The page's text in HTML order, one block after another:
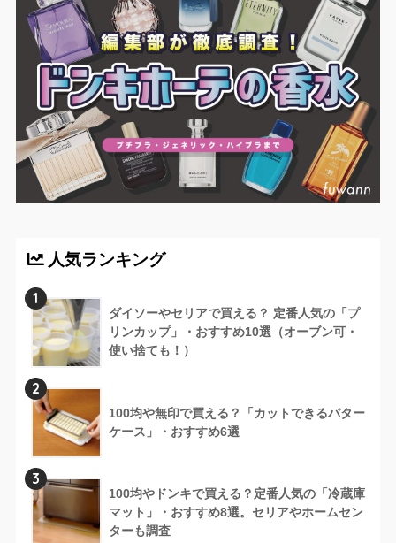
人気ランキング
1
ダイソーやセリアで買える？ 定番人気の「プ
リンカップ」・おすすめ10選（オーブン可・
使い捨ても！）
2
100均や無印で買える？「カットできるバター
ケース」・おすすめ6選
3
100均やドンキで買える？定番人気の「冷蔵庫
マット」・おすすめ8選。セリアやホームセン
ターも調査